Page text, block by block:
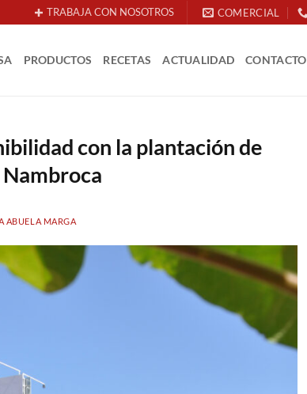
TRABAJA CON NOSOTROS COMERCIAL
PRODUCTOS RECETAS ACTUALIDAD CONTACTO
con la plantación de
ABUELA MARGA